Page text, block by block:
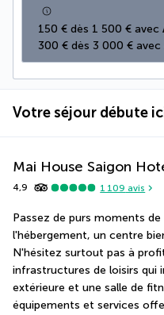
150 € dès 1 500 € avec
300 € dès 3 000 € avec
Votre séjour débute
Mai House Saigon
4,9 1 109 avis
Passez de purs moments
l'hébergement, un centre
N'hésitez surtout pas à
infrastructures de loisirs qui
extérieure et une salle de
équipements et services